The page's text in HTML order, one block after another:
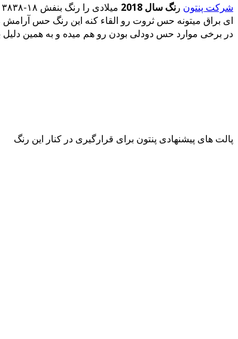
شرکت پنتون ر نگ سال 2018
ای براق میتونه حس ثروت رو القاء کنه این رنگ حس آرامش
در برخی موارد حس دودلی بودن رو هم میده و به همین دلیل
پالت های پیشنهادی پنتون برای قرارگیری در کنار این رنگ